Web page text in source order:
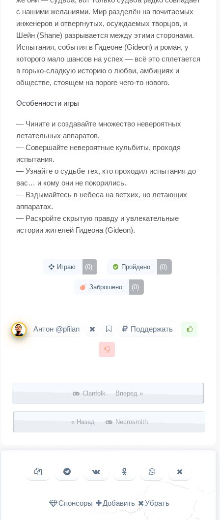
с нашими желаниями. Мир разделён на почитаемых
инженеров и отвергнутых, осуждаемых творцов, и
Шейн (Shane) разрывается между этими сторонами.
Испытания, события в Гидеоне (Gideon) и роман, у
которого мало шансов на успех — всё это сплетается
в горько-сладкую историю о любви, амбициях и
обществе, стоящем на пороге чего-то нового.
Особенности игры
— Чините и создавайте множество невероятных
летательных аппаратов.
— Совершайте невероятные кульбиты, проходя
испытания.
— Узнайте о судьбе тех, кто проходил испытания до
вас… и кому они не покорились.
— Вздымайтесь в небеса на ветхих, но летающих
аппаратах.
— Раскройте скрытую правду и увлекательные
истории жителей Гидеона (Gideon).
Играю (0) Пройдено (0)
Заброшено (0)
Антон @pfilan Поддержать
Запись навигация
Clanfolk Вперед »
« Назад Necrosmith
Копировать ссылкуПоделиться в Telegram
Поделиться ВКонтакте
Поделиться в
Одноклассниках
Поделиться в
WhatsAppв X
Спонсоры Добавить Убрать